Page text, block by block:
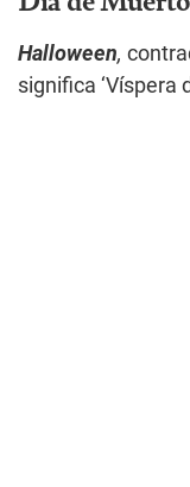
Halloween,
significa ‘Víspera